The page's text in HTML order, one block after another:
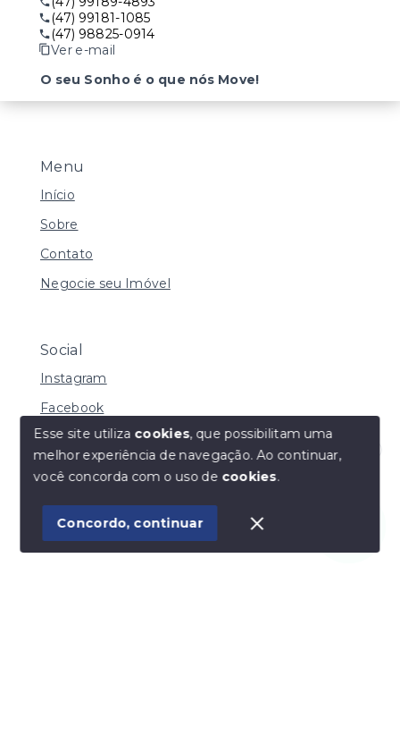
Olá! Estamos disponíveis para te ajudar.
Menu
Início
Sobre
Contato
Negocie seu Imóvel
Social
Instagram
Facebook
© Copyright 2026 - Vila Soluções Imobiliárias - Todos
SITE PARA IMOBILIARIA
(47) 99181-1085
(47) 98825-0914
Ver e-mail
O seu Sonho é o que nós Move!
Esse site utiliza cookies, que possibilitam uma
melhor experiência de navegação.Ao continuar,
você concorda com o uso de cookies.
Concordo, continuar